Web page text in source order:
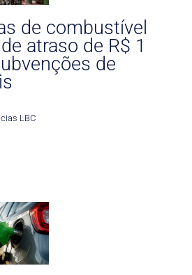
de combustível
atraso de R$ 1
de
LBC